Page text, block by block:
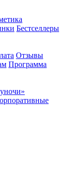
Бестселлеры
Отзывы
Программа